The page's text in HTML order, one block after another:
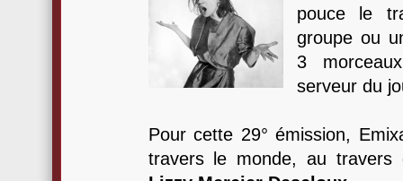
pouce le
groupe ou
3
serveur du
Pour cette 29° émission,
travers le monde, au